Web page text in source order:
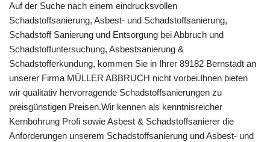
Auf der Suche nach einem eindrucksvollen
Schadstoffsanierung, Asbest- und Schadstoffsanierung,
Schadstoff Sanierung und Entsorgung bei Abbruch und
Schadstoffuntersuchung, Asbestsanierung &
Schadstofferkundung, kommen Sie in Ihrer 89182 Bernstadt an
unserer Firma MÜLLER ABBRUCH nicht vorbei.Ihnen bieten
wir qualitativ hervorragende Schadstoffsanierungen zu
preisgünstigen Preisen.Wir kennen als kenntnisreicher
Kernbohrung Profi sowie Asbest & Schadstoffsanierer die
Anforderungen unserem Schadstoffsanierung und Asbest- und